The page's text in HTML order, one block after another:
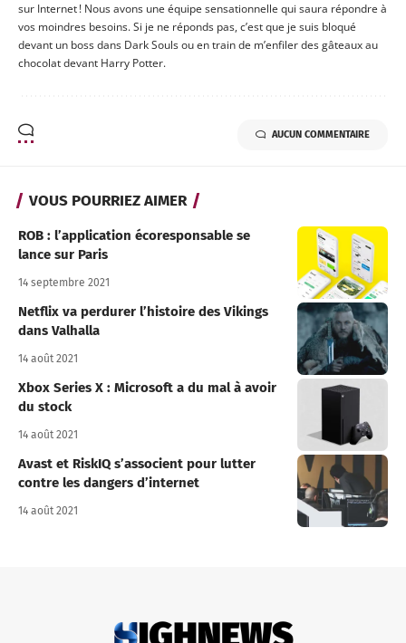
sur Internet ! Nous avons une équipe sensationnelle qui saura répondre à
vos moindres besoins. Si je ne réponds pas, c’est que je suis bloqué
devant un boss dans Dark Souls ou en train de m’enfiler des gâteaux au
chocolat devant Harry Potter.
AUCUN COMMENTAIRE
VOUS POURRIEZ AIMER
ROB : l’application écoresponsable se
lance sur Paris
14 septembre 2021
Netflix va perdurer l’histoire des Vikings
dans Valhalla
14 août 2021
Xbox Series X : Microsoft a du mal à avoir
du stock
14 août 2021
Avast et RiskIQ s’associent pour lutter
contre les dangers d’internet
14 août 2021